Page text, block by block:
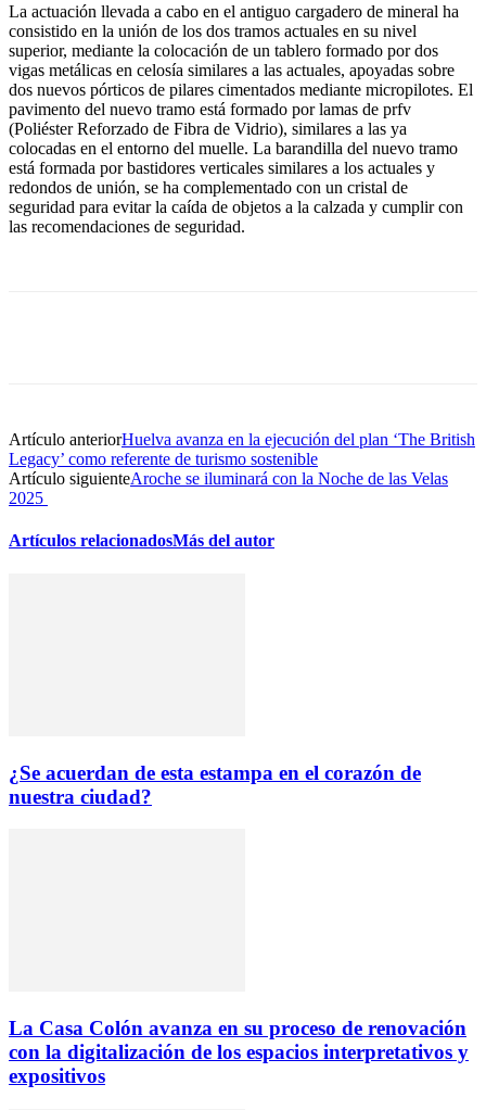
La actuación llevada a cabo en el antiguo cargadero de mineral ha
consistido en la unión de los dos tramos actuales en su nivel
superior, mediante la colocación de un tablero formado por dos
vigas metálicas en celosía similares a las actuales, apoyadas sobre
dos nuevos pórticos de pilares cimentados mediante micropilotes. El
pavimento del nuevo tramo está formado por lamas de prfv
(Poliéster Reforzado de Fibra de Vidrio), similares a las ya
colocadas en el entorno del muelle. La barandilla del nuevo tramo
está formada por bastidores verticales similares a los actuales y
redondos de unión, se ha complementado con un cristal de
seguridad para evitar la caída de objetos a la calzada y cumplir con
las recomendaciones de seguridad.
Artículo anteriorHuelva avanza en la ejecución del plan ‘The British
Legacy’ como referente de turismo sostenible
Artículo siguienteAroche se iluminará con la Noche de las Velas
2025
Artículos relacionadosMás del autor
¿Se acuerdan de esta estampa en el corazón de
nuestra ciudad?
La Casa Colón avanza en su proceso de renovación
con la digitalización de los espacios interpretativos y
expositivos